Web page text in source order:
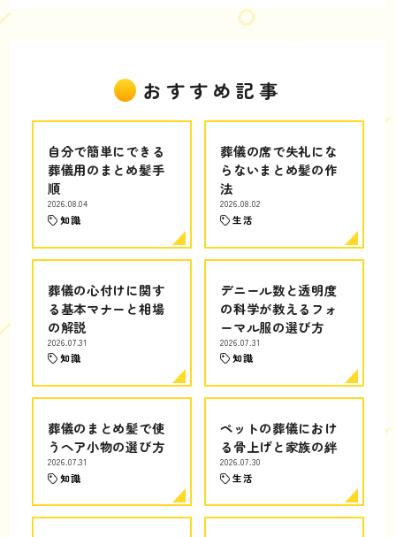
おすすめ記事
自分で簡単にできる
葬儀用のまとめ髪手
順
2026.08.04
知識
葬儀の席で失礼にな
らないまとめ髪の作
法
2026.08.02
生活
葬儀の心付けに関す
る基本マナーと相場
の解説
2026.07.31
知識
デニール数と透明度
の科学が教えるフォ
ーマル服の選び方
2026.07.31
知識
葬儀のまとめ髪で使
うヘア小物の選び方
2026.07.31
知識
ペットの葬儀におけ
る骨上げと家族の絆
2026.07.30
生活